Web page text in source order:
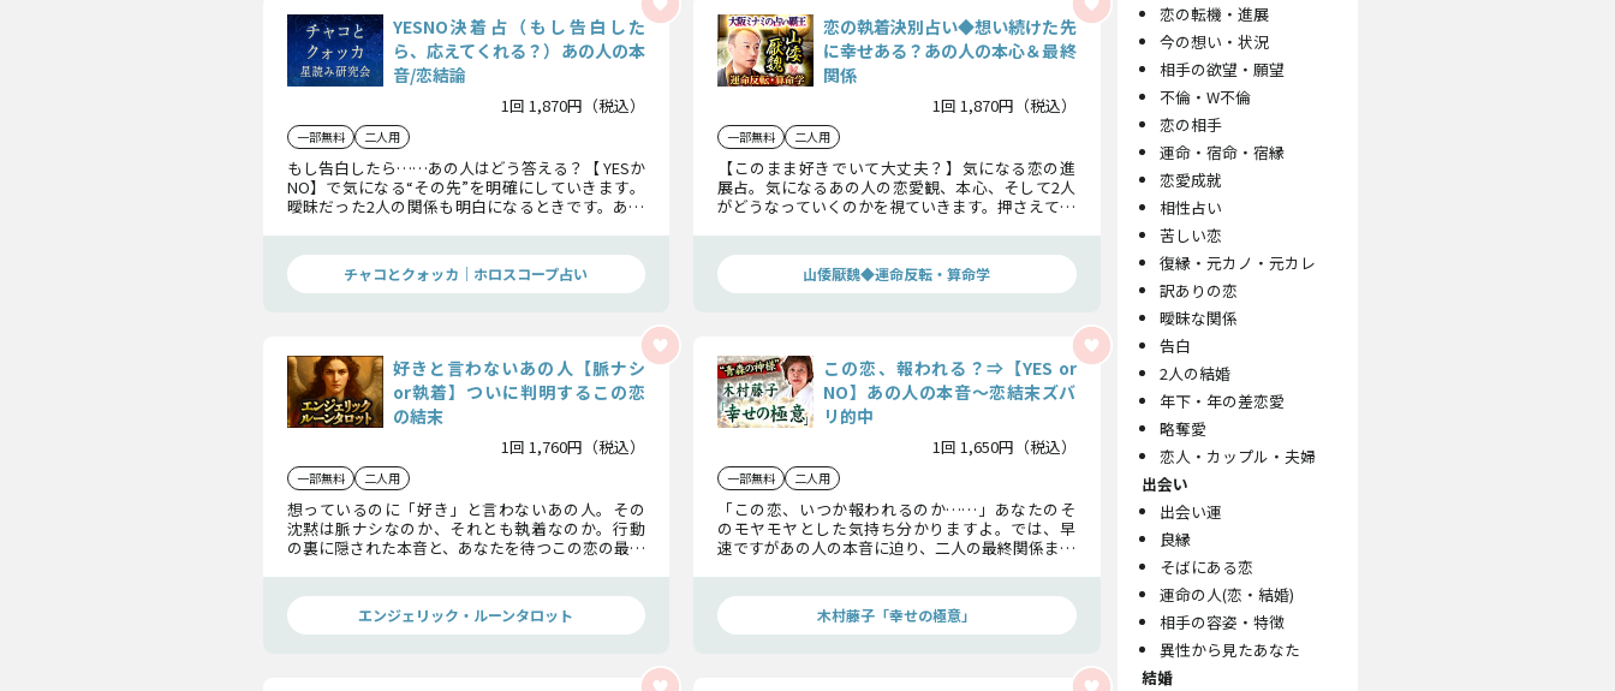
YESNO決着占（もし告白した
ら、応えてくれる？）あの人の本
音/恋結論
1回 1,870円（税込）
一部無料 二人用
もし告白したら……あの人はどう答える？【 YESか
NO】で気になる“その先”を明確にしていきます。
曖昧だった2人の関係も明白になるときです。あの
チャコとクォッカ｜ホロスコープ占い
恋の執着決別占い◆想い続けた先
に幸せある？あの人の本心＆最終
関係
1回 1,870円（税込）
一部無料 二人用
【このまま好きでいて大丈夫？】気になる恋の進
展占。気になるあの人の恋愛観、本心、そして2人
がどうなっていくのかを視ていきます。押さえてお
山倭厭魏◆運命反転・算命学
好きと言わないあの人【脈ナシ
or執着】ついに判明するこの恋
の結末
1回 1,760円（税込）
一部無料 二人用
想っているのに「好き」と言わないあの人。その
沈黙は脈ナシなのか、それとも執着なのか。行動
の裏に隠された本音と、あなたを待つこの恋の最終
エンジェリック・ルーンタロット
この恋、報われる？⇒【YES or
NO】あの人の本音〜恋結末ズバ
リ的中
1回 1,650円（税込）
一部無料 二人用
「この恋、いつか報われるのか……」あなたのそ
のモヤモヤとした気持ち分かりますよ。では、早
速ですがあの人の本音に迫り、二人の最終関係まで
ままお進みください。木村藤子「幸せの極意」
恋の転機・進展
今の想い・状況
相手の欲望・願望
不倫・W不倫
恋の相手
運命・宿命・宿縁
恋愛成就
相性占い
苦しい恋
復縁・元カノ・元カレ
訳ありの恋
曖昧な関係
告白
2人の結婚
年下・年の差恋愛
略奪愛
恋人・カップル・夫婦
出会い
出会い運
良縁
そばにある恋
運命の人(恋・結婚)
相手の容姿・特徴
異性から見たあなた
結婚